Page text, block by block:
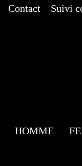
Contact Suivi
HOMME